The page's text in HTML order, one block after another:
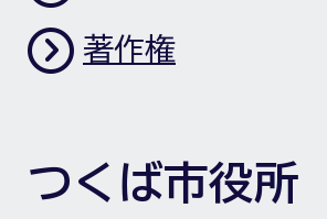
著作権
つくば市役所